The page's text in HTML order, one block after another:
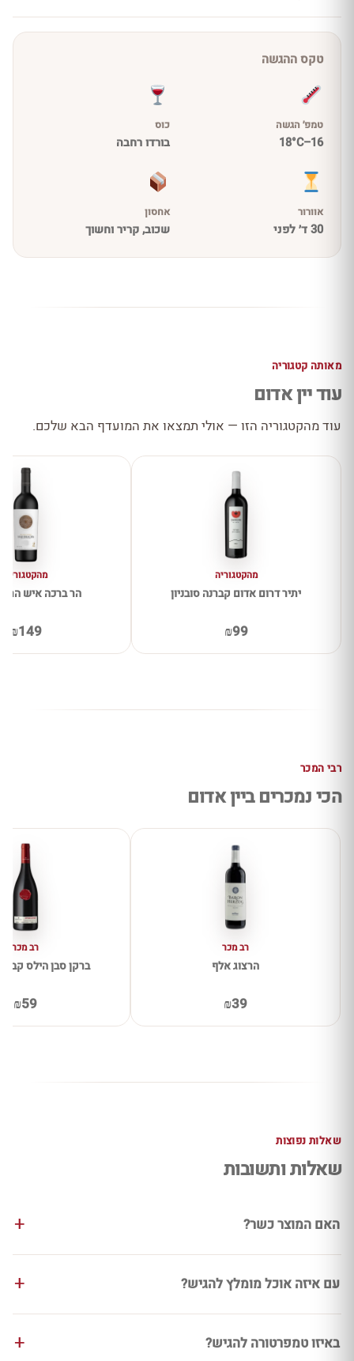
טקס ההגשה
טמפ׳ הגשה
16–18°C
כוס
בורדו רחבה
אוורור
30 ד׳ לפני
אחסון
שכוב, קריר וחשוך
מאותה קטגוריה
עוד יין אדום
עוד מהקטגוריה הזו — אולי תמצאו את המועדף הבא שלכם.
מהקטגוריה
יתיר דרום אדום קברנה סובניון
₪99
מהקטגוריה
הר ברכה איש
₪149
רבי המכר
הכי נמכרים ביין אדום
רב מכר
הרצוג אלף
₪39
רב מכר
ברקן סבן הילס
₪59
שאלות נפוצות
שאלות ותשובות
האם המוצר כשר?
עם איזה אוכל מומלץ להגיש?
באיזו טמפרטורה להגיש?